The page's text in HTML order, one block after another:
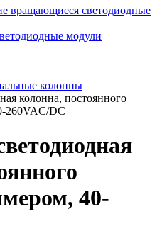
вращающиеся светодиодные
модули
колонны
колонна, постоянного
260VAC/DC
40-